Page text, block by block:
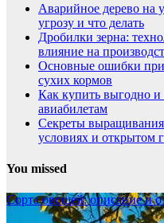
Аварийное дерево на
угрозу и что делать
Дробилки зерна:
влияние на
Основные ошибки при
сухих кормов
Как купить выгодно и
авиабилетам
Секреты
условиях и открытом
You missed
Сорта овощей: описание и